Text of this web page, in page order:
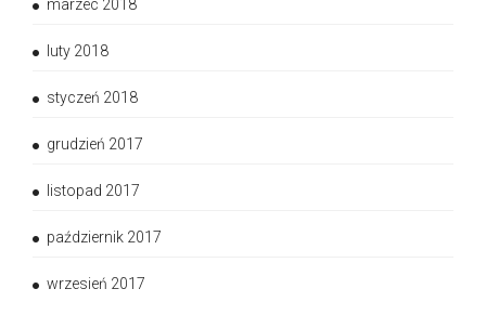
marzec 2018
luty 2018
styczeń 2018
grudzień 2017
listopad 2017
październik 2017
wrzesień 2017